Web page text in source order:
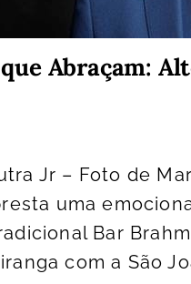
que Abraçam:
Jr – Foto de
uma
Bar
com a São